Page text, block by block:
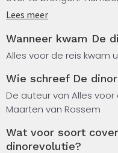
interessante
‘Lezenswaardige mix
verder kijk- en leestips.’
Spijkers Met Koppen De
razendsnel aan het
Maarten van Rossem
Ze bezochten
Lees meer
Wanneer kwam De
Alles voor de reis kwam
Wie schreef De
De auteur van Alles voor
Maarten van Rossem
Wat voor soort
dinorevolutie?